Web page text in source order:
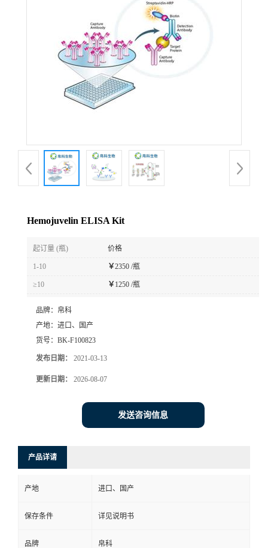
Hemojuvelin ELISA Kit
起订量 (瓶) 价格
1-10 ￥2350 /瓶
≥10 ￥ 1250 /瓶
品牌： 帛科
产地： 进口、国产
货号： BK-F100823
发布日期： 2021-03-13
更新日期： 2026-08-07
发送咨询信息
产品详请
产地 进口、国产
保存条件 详见说明书
品牌 帛科